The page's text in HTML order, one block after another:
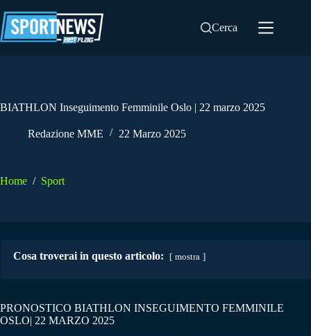
al
contenuto
Cerca
BIATHLON Inseguimento Femminile Oslo | 22 marzo 2025
Redazione MME 22 Marzo 2025
Home / Sport
Cosa troverai in questo articolo: mostra
PRONOSTICO BIATHLON INSEGUIMENTO FEMMINILE
OSLO| 22 MARZO 2025